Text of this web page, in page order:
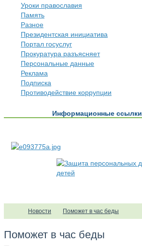
Уроки православия
Память
Разное
Президентская инициатива
Портал госуслуг
Прокуратура разъясняет
Персональные данные
Реклама
Подписка
Противодействие коррупции
Информационные ссылки
Новости Поможет в час беды
Поможет в час беды